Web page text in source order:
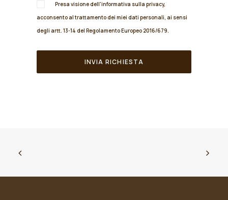
Presa visione dell'informativa sulla privacy,
acconsento al trattamento dei miei dati personali, ai sensi
degli artt. 13-14 del Regolamento Europeo 2016/679.